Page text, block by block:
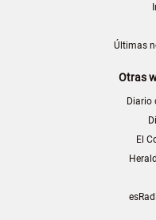
Últimas
Otras
Diario
El